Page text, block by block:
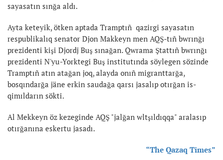
sayasatın sınğa aldı.
Ayta keteyik, ötken aptada Tramptıñ qazirgi sayasatın
respublikalıq senator Djon Makkeyn men AQŞ-tıñ bwrınğı
prezidenti kişi Djordj Buş sınağan. Qwrama Ştattıñ bwrınğı
prezidenti N'yu-Yorktegi Buş institutında söylegen sözinde
Tramptıñ atın atağan joq, alayda onıñ migranttarğa,
bosqındarğa jäne erkin saudağa qarsı jasalıp otırğan is-
qimıldarın sökti.
Al Mekkeyn öz kezeginde AQŞ "jalğan wltşıldıqqa" aralasıp
otırğanına eskertu jasadı.
“The Qazaq Times”